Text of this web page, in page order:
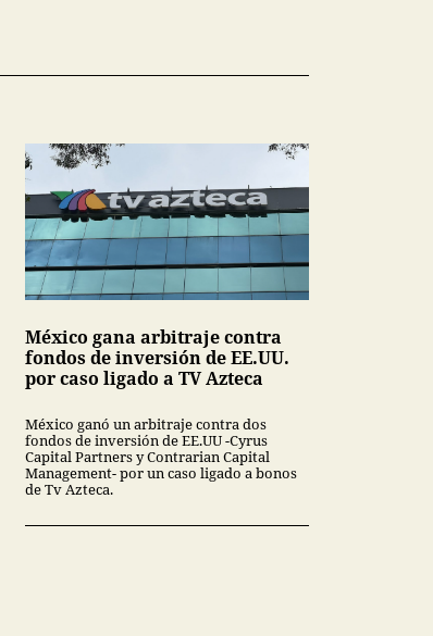
México gana arbitraje contra
fondos de inversión de EE.UU.
por caso ligado a TV Azteca
México ganó un arbitraje contra dos
fondos de inversión de EE.UU -Cyrus
Capital Partners y Contrarian Capital
Management- por un caso ligado a bonos
de Tv Azteca.